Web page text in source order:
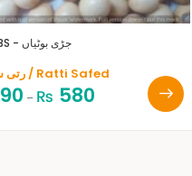
HERBS - جڑی بوٹیاں
رتی سفید / Ratti Safed
90 – ₨ 580